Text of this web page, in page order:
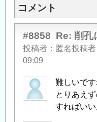
コメント
#8858 Re: 削孔
投稿者 匿名投稿者
09:09
難しいです
とりあえ
すればいい